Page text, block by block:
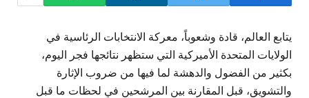
يتابع العالم، قادة وشعوباً، معركة الانتخابات الرئاسية في
الولايات المتحدة الأميركية التي ستظهر نتائجها فجر اليوم،
بكثير من الفضول والدهشة لما فيها من ضروب الإثارة
والتشويق، قبل المقارنة بين المرشحين في لحظات ما قبل